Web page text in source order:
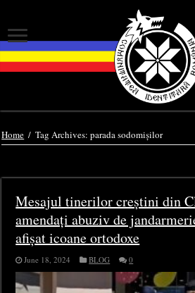
Home / Tag Archives: parada sodomișilor
Mesajul tinerilor creștini din
amendați abuziv de
afișat icoane ortodoxe
June 18, 2024 BLOG 0